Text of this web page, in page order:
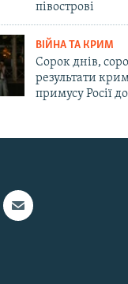
півострові
ВІЙНА ТА КРИМ
Сорок днів,
результати
примусу Росії